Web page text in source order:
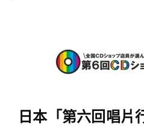
日本「第六回唱片